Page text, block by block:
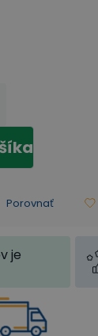
Porovnať
je